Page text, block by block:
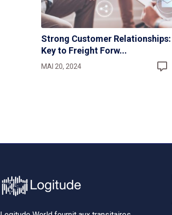
Strong Customer Relationships:
Key to Freight Forw...
MAI 20, 2024